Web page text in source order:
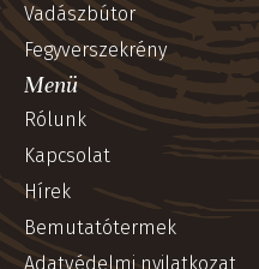
Vadászbútor
Fegyverszekrény
Menü
Rólunk
Kapcsolat
Hírek
Bemutatótermek
Adatvédelmi nyilatkozat